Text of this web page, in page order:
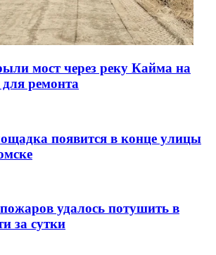
мост через реку Кайма на
для ремонта
появится в конце улицы
удалось потушить в
за сутки